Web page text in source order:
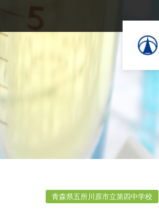
青森県五所川原市立第四中学校